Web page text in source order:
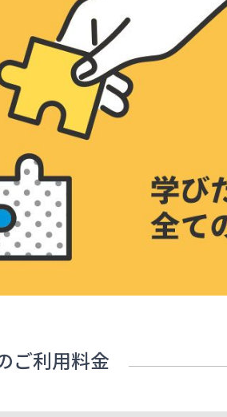
ご利用料金